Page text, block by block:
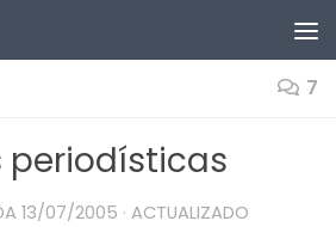
7
periodísticas
13/07/2005 · ACTUALIZADO